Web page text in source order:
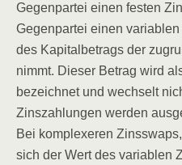
Gegen­par­tei einen fes­ten
Gegen­par­tei einen
des Kapi­tal­be­trags der
nimmt. Die­ser Betrag wird
bezeich­net und wech­selt
Zins­zah­lun­gen wer­den
Bei kom­ple­xe­ren
sich der Wert des varia­blen